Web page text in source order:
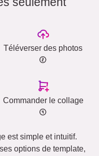
Téléverser des photos
Commander le collage
est simple et intuitif.
options de template,